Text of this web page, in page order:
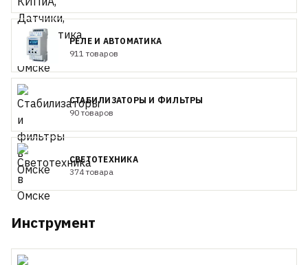
РЕЛЕ И АВТОМАТИКА
911 товаров
СТАБИЛИЗАТОРЫ И ФИЛЬТРЫ
90 товаров
СВЕТОТЕХНИКА
374 товара
Инструмент